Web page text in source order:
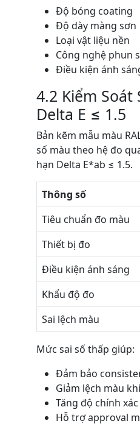
Độ bóng coating
Độ dày màng sơn
Loại vật liệu nền
Công nghệ phun
Điều kiện ánh
4.2 Kiểm Soát
Delta E ≤ 1.5
Bản kẽm mẫu màu
số màu theo hệ đo
hạn Delta E*ab ≤ 1.5.
Thông số
Tiêu chuẩn đo màu
Thiết bị đo
Điều kiện ánh sáng
Khẩu độ đo
Sai lệch màu
Mức sai số thấp giúp:
Đảm bảo
Giảm lệch màu
Tăng độ chính
Hỗ trợ approval